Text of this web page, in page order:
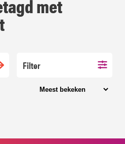
met
Filter